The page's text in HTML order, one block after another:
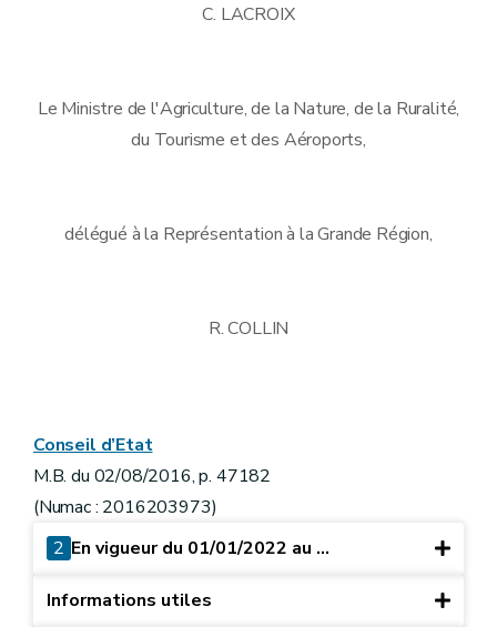
C. LACROIX
Le Ministre de l'Agriculture, de la Nature, de la Ruralité,
du Tourisme et des Aéroports,
délégué à la Représentation à la Grande Région,
R. COLLIN
Conseil d’Etat
M.B. du 02/08/2016, p. 47182
(Numac : 2016203973)
2 En vigueur du 01/01/2022 au ...
Informations utiles